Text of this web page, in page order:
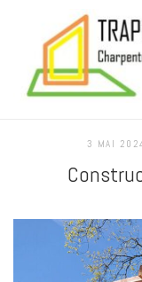
3 MAI